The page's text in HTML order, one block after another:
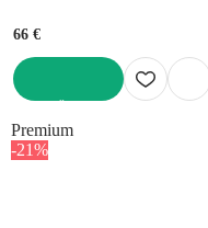
66 €
Premium
-21%